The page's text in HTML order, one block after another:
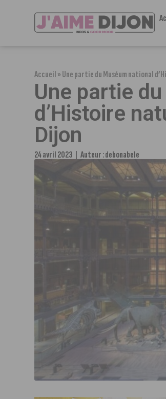
Accueil»Une partie du Muséum national
Une partie
d’Histoire
Dijon
24 avril 2023 Auteur :debonabele